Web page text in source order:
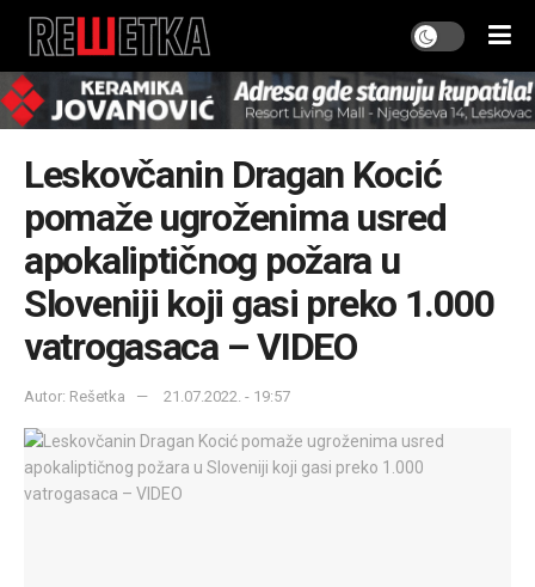
Leskovčanin Dragan Kocić
pomaže ugroženima usred
apokaliptičnog požara u
Sloveniji koji gasi preko 1.000
vatrogasaca – VIDEO
Autor: Rešetka 21.07.2022. - 19:57